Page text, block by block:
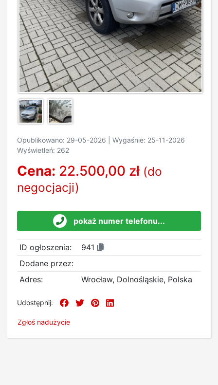
Opublikowano: 29-05-2026 | Wygaśnie: 25-11-2026
Wyświetleń: 262
Cena: 22.500,00 zł (do
negocjacji)
pokaż numer telefonu...
ID ogłoszenia:
941
Dodane przez:
Adres:
Wrocław, Dolnośląskie, Polska
Udostępnij:
Zgłoś nadużycie